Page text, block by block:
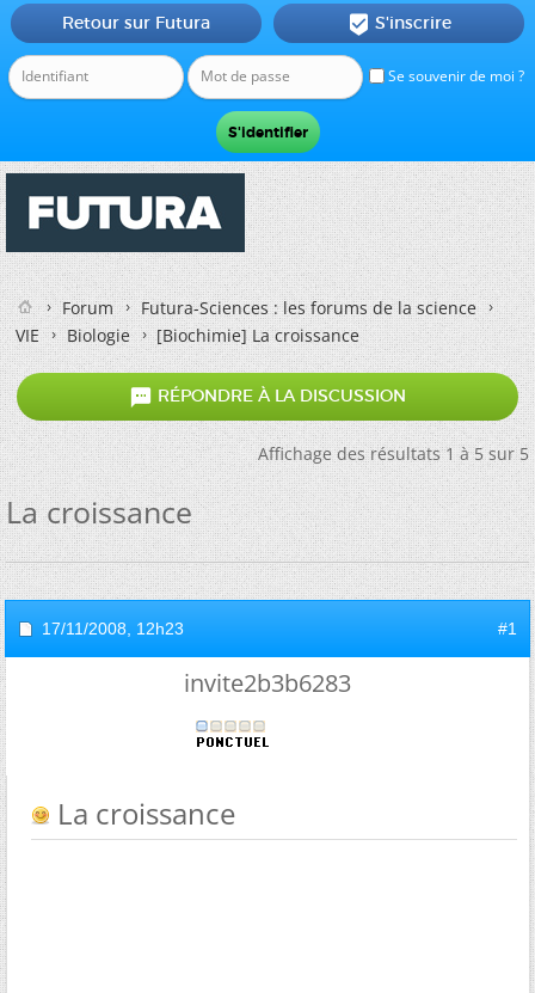
Se souvenir de moi ?
Retour sur Futura  S'inscrire
Forum
Futura-Sciences : les forums de la science
VIE
Biologie [Biochimie]La croissance
 RÉPONDRE À LA DISCUSSION
Affichage des résultats 1 à 5 sur 5
La croissance
17/11/2008, 12h23 #1
invite2b3b6283
La croissance